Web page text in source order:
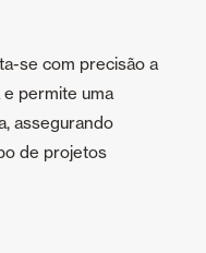
se com precisão a
permite uma
assegurando
de projetos